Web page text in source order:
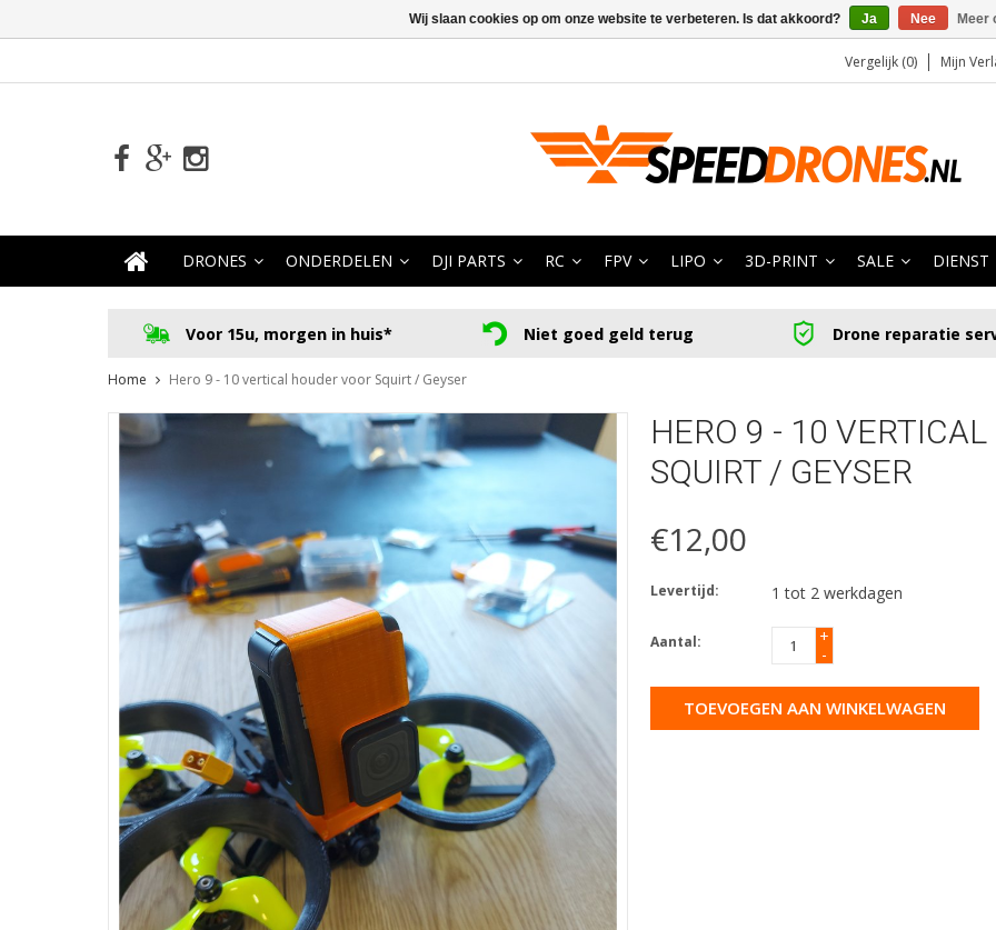
Vergelijk (0) Mijn
DRONES ONDERDELEN DJI PARTS RC FPV LIPO 3D-PRINT SALE DIENST
Voor 15u, morgen in huis* Niet goed geld terug Drone reparatie
Home Hero 9 - 10 vertical houder voor Squirt / Geyser
HERO 9 - 10
SQUIRT / GEYSER
€12,00
Levertijd: 1 tot 2 werkdagen
Aantal:
+
-
TOEVOEGEN AAN WINKELWAGEN
Wij slaan cookies op om onze website te verbeteren. Is dat akkoord? Ja Nee Meer